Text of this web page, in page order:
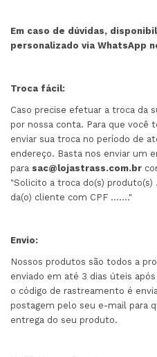
Em caso de dúvidas,
personalizado via WhatsApp
Troca fácil:
Caso precise efetuar a troca da
por nossa conta. Para que você
enviar sua troca no período de
endereço. Basta nos enviar um
para sac@lojastrass.com.br
"Solicito a troca do(s)
da(o) cliente com CPF ......."
Envio:
Nossos produtos são todos a
enviado em até 3 dias úteis
o código de rastreamento é
postagem pelo seu e-mail para
entrega do seu produto.